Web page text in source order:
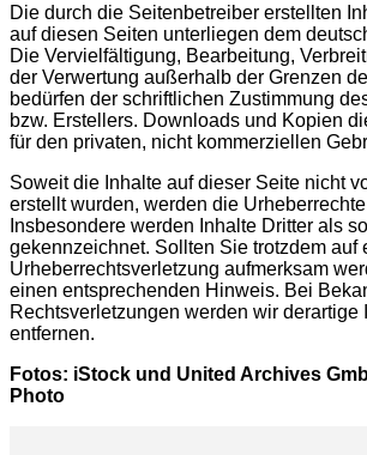
Die durch die Seitenbetreiber erstellten
auf diesen Seiten unterliegen dem
Die Vervielfältigung, Bearbeitung,
der Verwertung außerhalb der Grenzen
bedürfen der schriftlichen Zustimmung
bzw. Erstellers. Downloads und Kopien
für den privaten, nicht kommerziellen
Soweit die Inhalte auf dieser Seite nicht
erstellt wurden, werden die
Insbesondere werden Inhalte Dritter als
gekennzeichnet. Sollten Sie trotzdem auf
Urheberrechtsverletzung aufmerksam
einen entsprechenden Hinweis. Bei
Rechtsverletzungen werden wir derartige
entfernen.
Fotos: iStock und United Archives
Photo